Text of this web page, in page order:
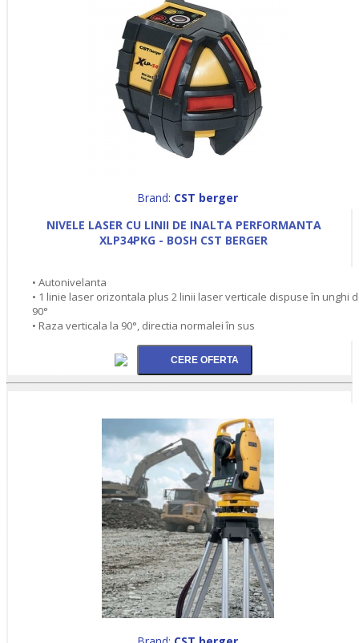
Brand: CST berger
NIVELE LASER CU LINII DE INALTA PERFORMANTA
XLP34PKG - BOSH CST BERGER
• Autonivelanta
• 1 linie laser orizontala plus 2 linii laser verticale dispuse în unghi
90°
• Raza verticala la 90°, directia normalei în sus